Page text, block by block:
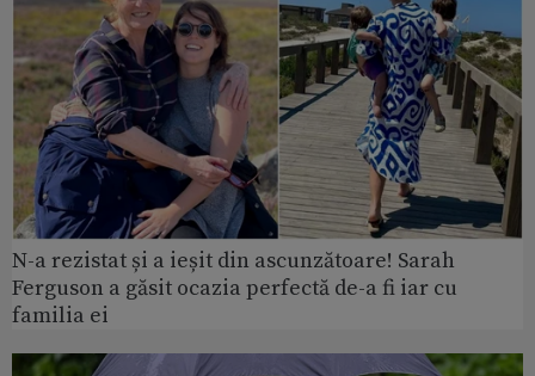
N-a rezistat și a ieșit din ascunzătoare! Sarah
Ferguson a găsit ocazia perfectă de-a fi iar cu
familia ei